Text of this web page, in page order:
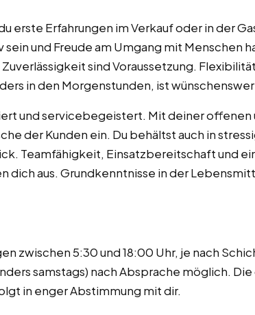
erste Erfahrungen im Verkauf oder in der
und Freude am Umgang mit Menschen
sind Voraussetzung.
in den Morgenstunden, ist
und servicebegeistert. Mit deiner offenen
der Kunden ein. Du behältst auch in
Teamfähigkeit, Einsatzbereitschaft und
dich aus. Grundkenntnisse in der
zwischen 5:30 und 18:00 Uhr, je nach
samstags) nach Absprache möglich. Die
in enger Abstimmung mit dir.